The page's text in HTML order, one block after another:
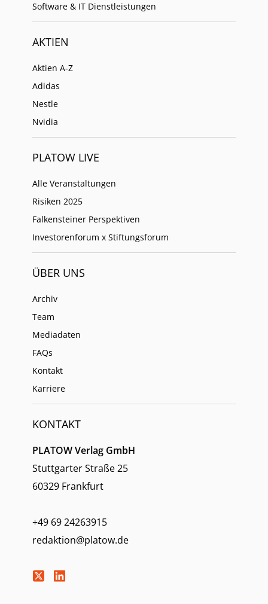
Software & IT Dienstleistungen
AKTIEN
Aktien A-Z
Adidas
Nestle
Nvidia
PLATOW LIVE
Alle Veranstaltungen
Risiken 2025
Falkensteiner Perspektiven
Investorenforum x Stiftungsforum
ÜBER UNS
Archiv
Team
Mediadaten
FAQs
Kontakt
Karriere
KONTAKT
PLATOW Verlag GmbH
Stuttgarter Straße 25
60329 Frankfurt
+49 69 24263915
redaktion@platow.de